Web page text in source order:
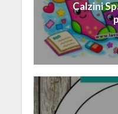
Calzini